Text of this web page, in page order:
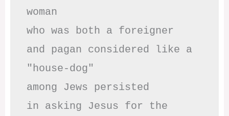
woman
who was both a foreigner
and pagan considered like a
"house-dog"
among Jews persisted
in asking Jesus for the